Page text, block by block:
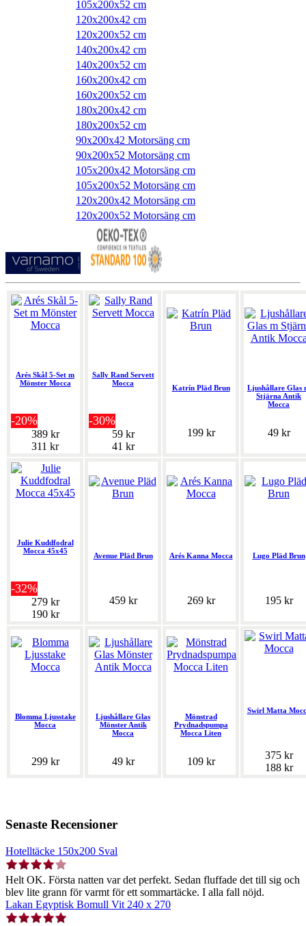
105x200x52 cm
120x200x42 cm
120x200x52 cm
140x200x42 cm
140x200x52 cm
160x200x42 cm
160x200x52 cm
180x200x42 cm
180x200x52 cm
90x200x42 Motorsäng cm
90x200x52 Motorsäng cm
105x200x42 Motorsäng cm
105x200x52 Motorsäng cm
120x200x42 Motorsäng cm
120x200x52 Motorsäng cm
Arés Skål 5-Set m
Mönster Mocca
-20%
389 kr
311 kr
Sally Rand Servett
Mocca
-30%
59 kr
41 kr
Katrín Pläd Brun
199 kr
Ljushållare Glas
Stjärna Antik
Mocca
49 kr
Julie Kuddfodral
Mocca 45x45
-32%
279 kr
190 kr
Avenue Pläd Brun
459 kr
Arés Kanna Mocca
269 kr
Lugo Pläd Brun
195 kr
Blomma Ljusstake
Mocca
299 kr
Ljushållare Glas
Mönster Antik
Mocca
49 kr
Mönstrad
Prydnadspumpa
Mocca Liten
109 kr
Swirl Matta
375 kr
188 kr
Senaste Recensioner
Hotelltäcke 150x200 Sval
Helt OK. Första natten var det perfekt. Sedan fluffade det till sig och
blev lite grann för varmt för ett sommartäcke. I alla fall nöjd.
Lakan Egyptisk Bomull Vit 240 x 270